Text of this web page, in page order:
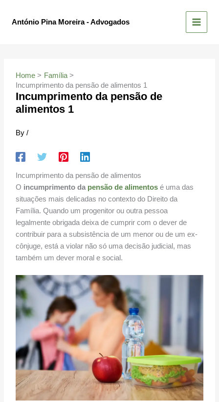
António Pina Moreira - Advogados
Home
Família
Incumprimento da pensão de alimentos 1
Incumprimento da pensão de
alimentos 1
By /
Incumprimento da pensão de alimentos
O incumprimento da pensão de alimentosé uma das
situações mais delicadas no contexto do Direito da
Família. Quando um progenitor ou outra pessoa
legalmente obrigada deixa de cumprir com o dever de
contribuir para a subsistência de um menor ou de um ex-
cônjuge, está a violar não só uma decisão judicial, mas
também um dever moral e social.